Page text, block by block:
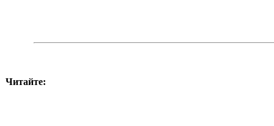
Читайте: